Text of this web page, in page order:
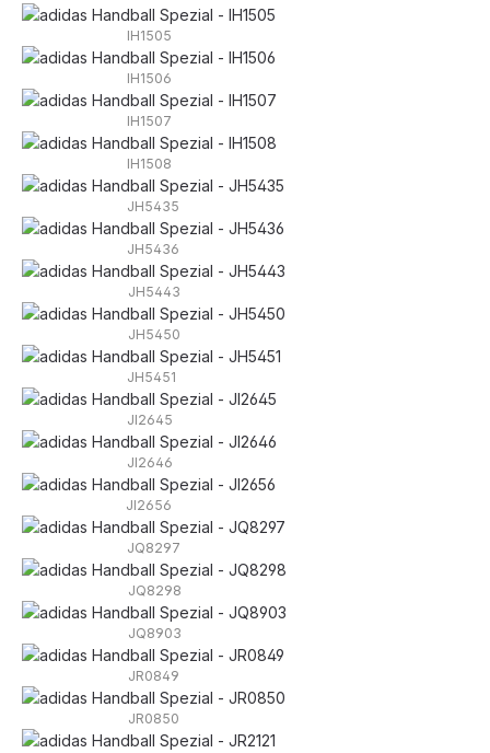
IH1505
IH1506
IH1507
IH1508
JH5435
JH5436
JH5443
JH5450
JH5451
JI2645
JI2646
JI2656
JQ8297
JQ8298
JQ8903
JR0849
JR0850